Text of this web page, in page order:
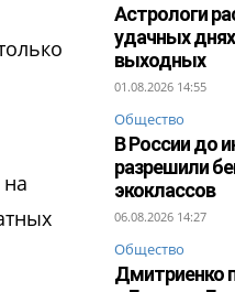
Астрологи
удачных
выходных
01.08.2026 14:55
Общество
В России до
разрешили
экоклассов
06.08.2026 14:27
Общество
Дмитриенко